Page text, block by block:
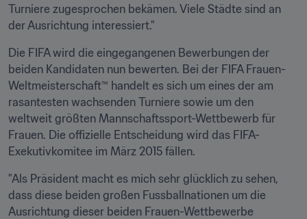
Turniere zugesprochen bekämen. Viele Städte sind an
der Ausrichtung interessiert."
Die FIFA wird die eingegangenen Bewerbungen der
beiden Kandidaten nun bewerten. Bei der FIFA Frauen-
Weltmeisterschaft™ handelt es sich um eines der am
rasantesten wachsenden Turniere sowie um den
weltweit größten Mannschaftssport-Wettbewerb für
Frauen. Die offizielle Entscheidung wird das FIFA-
Exekutivkomitee im März 2015 fällen.
"Als Präsident macht es mich sehr glücklich zu sehen,
dass diese beiden großen Fussballnationen um die
Ausrichtung dieser beiden Frauen-Wettbewerbe